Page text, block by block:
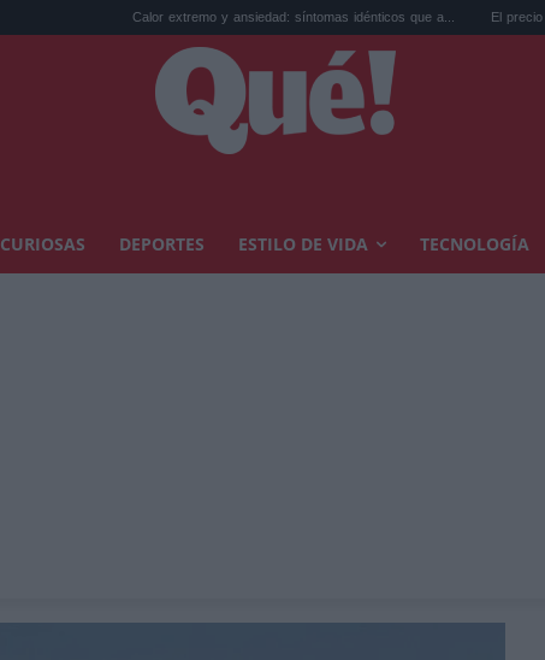
Calor extremo y ansiedad: síntomas idénticos que a... El precio de la vivienda
CURIOSAS DEPORTES ESTILO DE VIDA TECNOLOGÍA